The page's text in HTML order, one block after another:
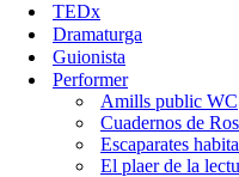
TEDx
Dramaturga
Guionista
Performer
Amills public WC
Cuadernos de
Escaparates
El plaer de la